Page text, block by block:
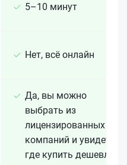
5–10 минут
Нет, всё онлайн
Да, вы можно
выбрать из
лицензированных 15+
компаний и увидеть,
где купить дешевле